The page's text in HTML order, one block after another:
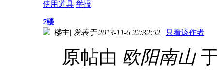
使用道具 举报
7楼
楼主| 发表于 2013-11-6 22:32:52 | 只看该作者
原帖由 欧阳南山